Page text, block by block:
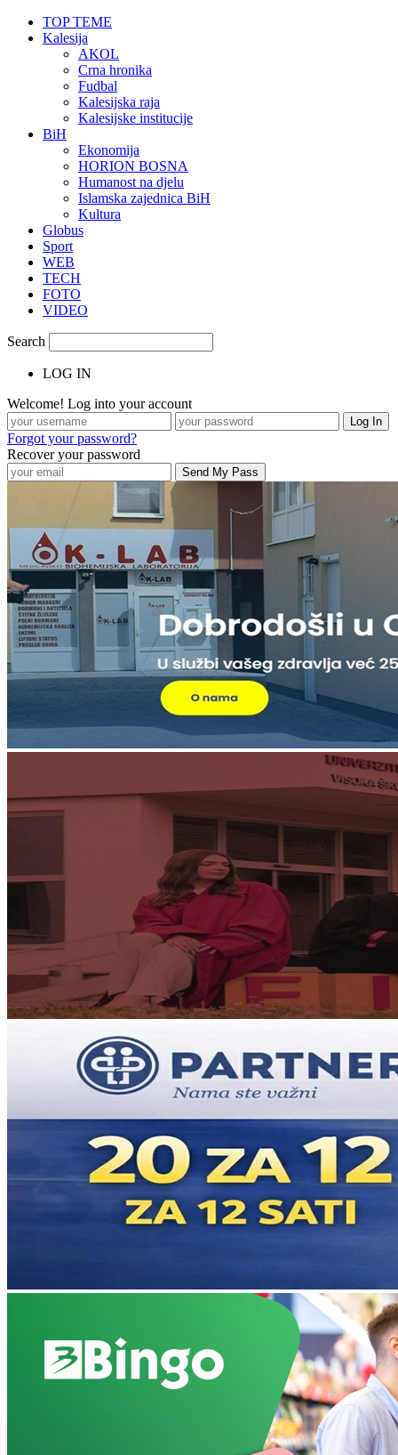
TOP TEME
Kalesija
AKOL
Crna hronika
Fudbal
Kalesijska raja
Kalesijske institucije
BiH
Ekonomija
HORION BOSNA
Humanost na djelu
Islamska zajednica BiH
Kultura
Globus
Sport
WEB
TECH
FOTO
VIDEO
Search
LOG IN
Welcome! Log into your account
Forgot your password?
Recover your password